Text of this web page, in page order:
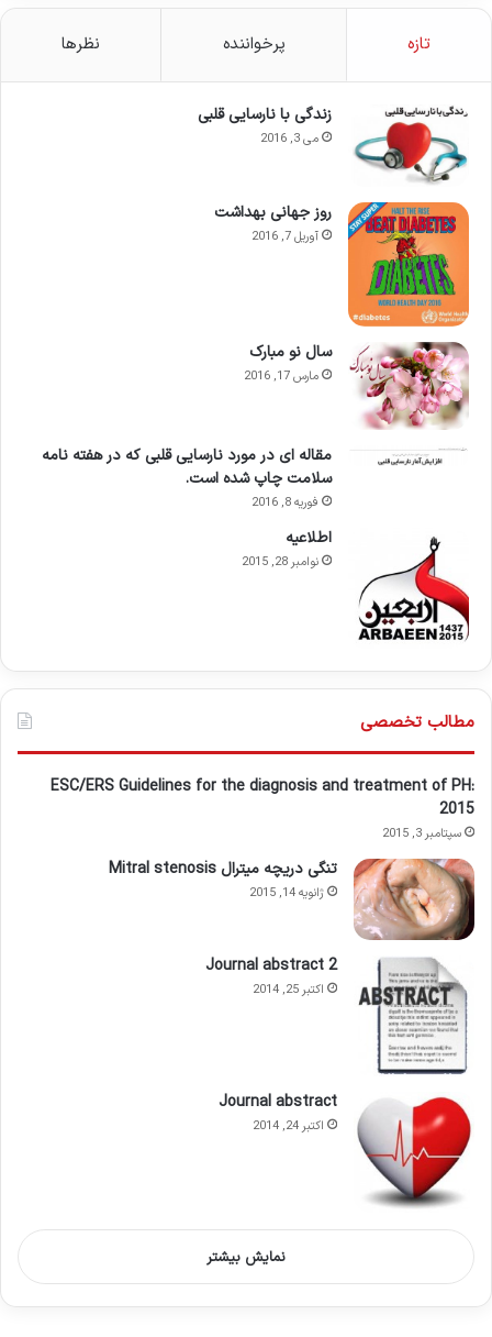
تازه پرخواننده نظرها
زندگی با نارسایی قلبی
می 3, 2016
روز جهانی بهداشت
آوریل 7, 2016
سال نو مبارک
مارس 17, 2016
مقاله ای در مورد نارسایی قلبی که در هفته نامه
سلامت چاپ شده است.
فوریه 8, 2016
اطلاعيه
نوامبر 28, 2015
مطالب تخصصی
ESC/ERS Guidelines for the diagnosis and treatment of PH:
2015
سپتامبر 3, 2015
تنگی دریچه میترال Mitral stenosis
ژانویه 14, 2015
Journal abstract 2
اکتبر 25, 2014
Journal abstract
اکتبر 24, 2014
نمایش بیشتر